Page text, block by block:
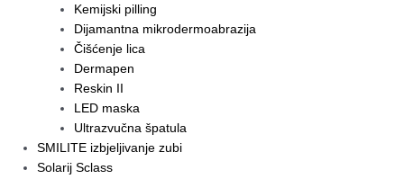
Kemijski pilling
Dijamantna mikrodermoabrazija
Čišćenje lica
Dermapen
Reskin II
LED maska
Ultrazvučna špatula
SMILITE izbjeljivanje zubi
Solarij Sclass